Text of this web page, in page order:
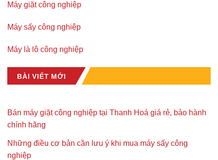
Máy giặt công nghiệp
Máy sấy công nghiệp
Máy là lô công nghiệp
BÀI VIẾT MỚI
Bán máy giặt công nghiệp tại Thanh Hoá giá rẻ, bảo hành
chính hãng
Những điều cơ bản cần lưu ý khi mua máy sấy công
nghiệp